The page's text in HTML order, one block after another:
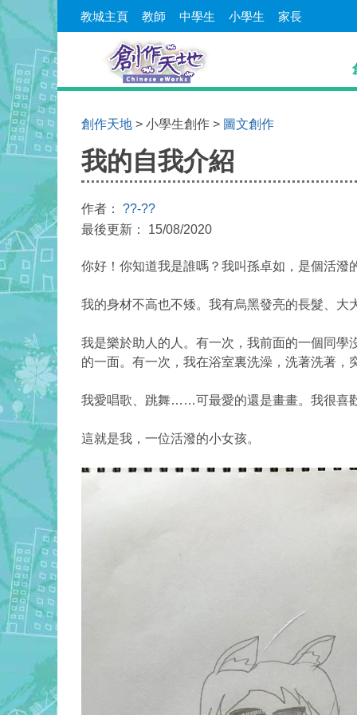
教城主頁 教師 中學生 小學生 家長
創作天地 > 小學生創作 > 圖文創作
我的自我介紹
作者： ??-??
最後更新： 15/08/2020
你好！你知道我是誰嗎？我叫孫卓如，是個活潑
我的身材不高也不矮。我有烏黑發亮的長髮、 大
我是樂於助人的人。有一次，我前面的一個同學
的一面。有一次， 我在浴室裏洗澡，洗著洗著，
我愛唱歌、跳舞……可最愛的還是畫畫。我很喜
這就是我，一位活潑的小女孩。